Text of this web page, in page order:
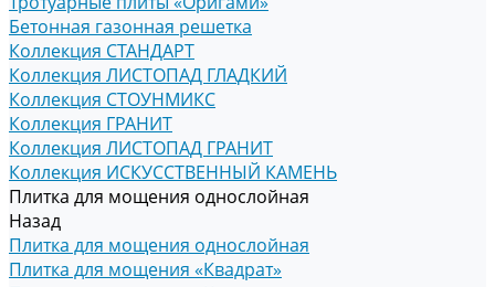
Бетонная газонная решетка
Коллекция СТАНДАРТ
Коллекция ЛИСТОПАД ГЛАДКИЙ
Коллекция СТОУНМИКС
Коллекция ГРАНИТ
Коллекция ЛИСТОПАД ГРАНИТ
Коллекция ИСКУССТВЕННЫЙ КАМЕНЬ
Плитка для мощения однослойная
Назад
Плитка для мощения однослойная
Плитка для мощения «Квадрат»